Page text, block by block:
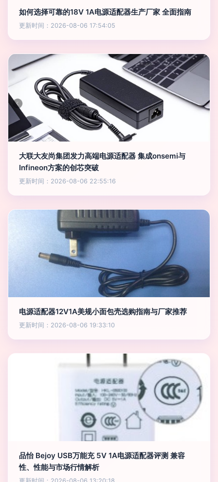
如何选择可靠的18V 1A电源适配器生产厂家 全面指南
更新时间：2026-08-06 17:54:05
大联大友尚集团发力高端电源适配器 集成onsemi与
Infineon方案的创芯突破
更新时间：2026-08-06 22:55:16
电源适配器12V1A美规小面包壳选购指南与厂家推荐
更新时间：2026-08-06 19:33:10
品怡 Bejoy USB万能充 5V 1A电源适配器评测 兼容
性、性能与市场行情解析